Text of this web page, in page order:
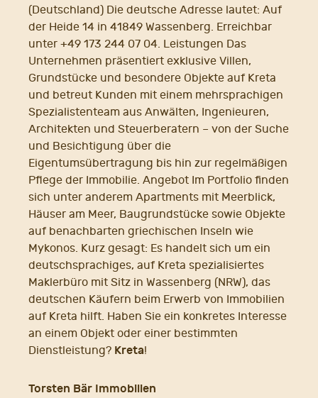
(Deutschland) Die deutsche Adresse lautet: Auf
der Heide 14 in 41849 Wassenberg. Erreichbar
unter +49 173 244 07 04. Leistungen Das
Unternehmen präsentiert exklusive Villen,
Grundstücke und besondere Objekte auf Kreta
und betreut Kunden mit einem mehrsprachigen
Spezialistenteam aus Anwälten, Ingenieuren,
Architekten und Steuerberatern – von der Suche
und Besichtigung über die
Eigentumsübertragung bis hin zur regelmäßigen
Pflege der Immobilie. Angebot Im Portfolio finden
sich unter anderem Apartments mit Meerblick,
Häuser am Meer, Baugrundstücke sowie Objekte
auf benachbarten griechischen Inseln wie
Mykonos. Kurz gesagt: Es handelt sich um ein
deutschsprachiges, auf Kreta spezialisiertes
Maklerbüro mit Sitz in Wassenberg (NRW), das
deutschen Käufern beim Erwerb von Immobilien
auf Kreta hilft. Haben Sie ein konkretes Interesse
an einem Objekt oder einer bestimmten
Dienstleistung? Kreta!
Torsten Bär Immobilien